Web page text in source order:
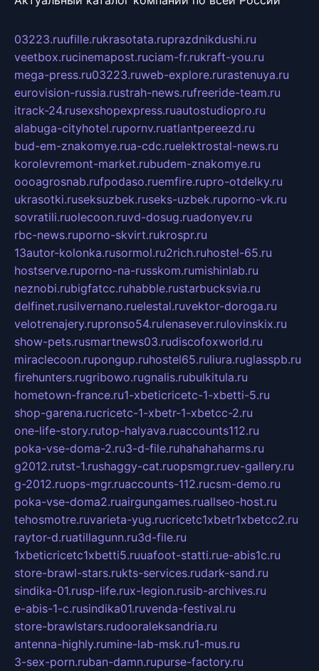
03223.ruufille.rukrasotata.ruprazdnikdushi.ru
veetbox.rucinemapost.ruciam-fr.rukraft-you.ru
mega-press.ru03223.ruweb-explore.rurastenuya.ru
eurovision-russia.rustrah-news.rufreeride-team.ru
itrack-24.rusexshopexpress.ruautostudiopro.ru
alabuga-cityhotel.rupornv.ruatlantpereezd.ru
bud-em-znakomye.rua-cdc.ruelektrostal-news.ru
korolevremont-market.rubudem-znakomye.ru
oooagrosnab.rufpodaso.ruemfire.rupro-otdelky.ru
ukrasotki.ruseksuzbek.ruseks-uzbek.ruporno-vk.ru
sovratili.ruolecoon.ruvd-dosug.ruadonyev.ru
rbc-news.ruporno-skvirt.rukrospr.ru
13autor-kolonka.rusormol.ru2rich.ruhostel-65.ru
hostserve.ruporno-na-russkom.rumishinlab.ru
neznobi.rubigfatcc.ruhabble.rustarbucksvia.ru
delfinet.rusilvernano.ruelestal.ruvektor-doroga.ru
velotrenajery.rupronso54.rulenasever.rulovinskix.ru
show-pets.rusmartnews03.rudiscofoxworld.ru
miraclecoon.rupongup.ruhostel65.ruliura.ruglasspb.ru
firehunters.rugribowo.rugnalis.rubulkitula.ru
hometown-france.ru1-xbeticricetc-1-xbetti-5.ru
shop-garena.rucricetc-1-xbetr-1-xbetcc-2.ru
one-life-story.rutop-halyava.ruaccounts112.ru
poka-vse-doma-2.ru3-d-file.ruhahahaharms.ru
g2012.rutst-1.rushaggy-cat.ruopsmgr.ruev-gallery.ru
g-2012.ruops-mgr.ruaccounts-112.rucsm-demo.ru
poka-vse-doma2.ruairgungames.ruallseo-host.ru
tehosmotre.ruvarieta-yug.rucricetc1xbetr1xbetcc2.ru
raytor-d.ruatillagunn.ru3d-file.ru
1xbeticricetc1xbetti5.ruuafoot-statti.rue-abis1c.ru
store-brawl-stars.rukts-services.rudark-sand.ru
sindika-01.rusp-life.rux-legion.rusib-archives.ru
e-abis-1-c.rusindika01.ruvenda-festival.ru
store-brawlstars.rudooraleksandria.ru
antenna-highly.rumine-lab-msk.ru1-mus.ru
3-sex-porn.ruban-damn.rupurse-factory.ru